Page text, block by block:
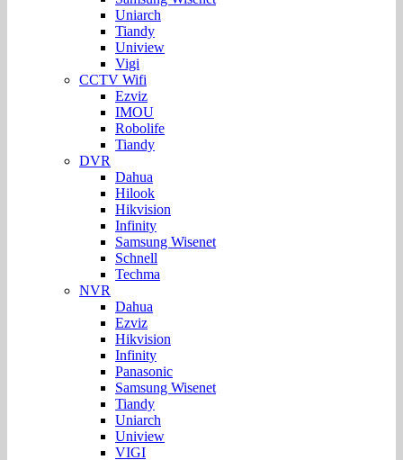
Uniarch
Tiandy
Uniview
Vigi
CCTV Wifi
Ezviz
IMOU
Robolife
Tiandy
DVR
Dahua
Hilook
Hikvision
Infinity
Samsung Wisenet
Schnell
Techma
NVR
Dahua
Ezviz
Hikvision
Infinity
Panasonic
Samsung Wisenet
Tiandy
Uniarch
Uniview
VIGI